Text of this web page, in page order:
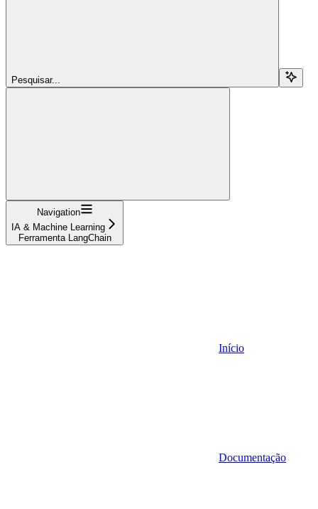
Pesquisar...
Navigation
IA & Machine Learning
Ferramenta LangChain
Início
Documentação